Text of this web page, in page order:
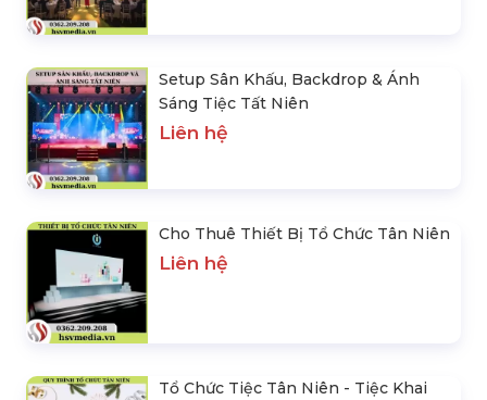
Setup Sân Khấu, Backdrop & Ánh
Sáng Tiệc Tất Niên
Liên hệ
Cho Thuê Thiết Bị Tổ Chức Tân Niên
Liên hệ
Tổ Chức Tiệc Tân Niên - Tiệc Khai